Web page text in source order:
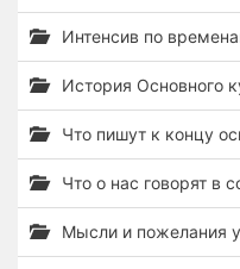
Интенсив по
История Основного
Что пишут к концу
Что о нас говорят в
Мысли и пожелания